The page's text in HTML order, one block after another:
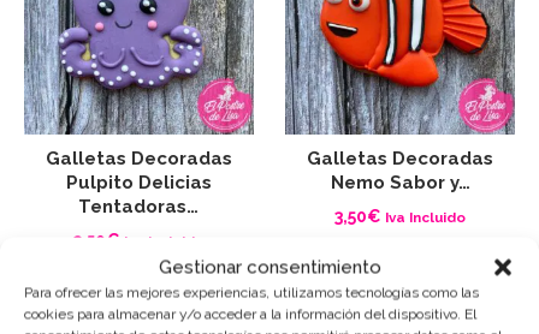
Gestionar consentimiento
Para ofrecer las mejores experiencias, utilizamos tecnologías como las
cookies para almacenar y/o acceder a la información del dispositivo. El
Galletas Decoradas
Pulpito Delicias
Tentadoras…
3,50 € Iva Incluido
VER PRODUCTO
Galletas Decoradas
Nemo Sabor y…
3,50€ Iva Incluido
VER PRODUCTO